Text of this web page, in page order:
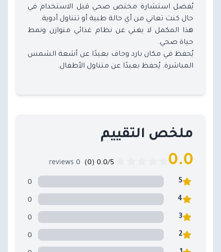
يُفضل استشارة مختص صحي قبل الاستخدام في
حال كنت تعاني من أي حالة طبية أو تتناول أدوية.
هذا المكمل لا يغني عن نظام غذائي متوازن ونمط
حياة صحي.
يُحفظ في مكان بارد وجاف بعيدًا عن أشعة الشمس
المباشرة. يُحفظ بعيدًا عن متناول الأطفال.
ملخص التقييم
0.0
0 reviews
5
0
4
0
3
0
2
0